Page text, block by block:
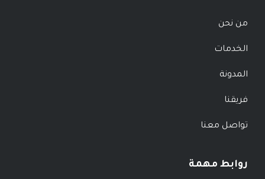
من نحن
الخدمات
المدونة
فريقنا
تواصل معنا
روابط مهمة